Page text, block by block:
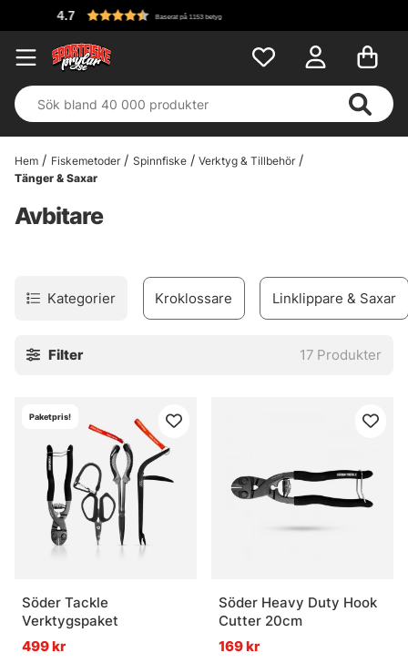
Baserat på 1153 betyg
Hem Fiskemetoder Spinnfiske
Verktyg & Tillbehör
Tänger & Saxar
Avbitare
Kategorier Kroklossare Linklippare & Saxar
Filter 17 Produkter
Paketpris!
Söder Tackle
Verktygspaket
499 kr
Söder Heavy Duty Hook
Cutter 20cm
169 kr